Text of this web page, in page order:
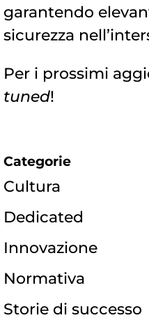
garantendo
sicurezza
Per i prossimi
tuned!
Categorie
Cultura
Dedicated
Innovazione
Normativa
Storie di successo